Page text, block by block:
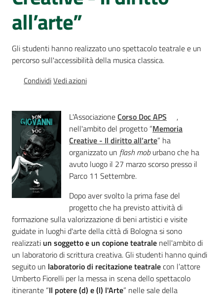
Seguici
su
Assemblea
legislativa
Attività
Argomenti
Per i media
all’arte”
Gli studenti hanno realizzato uno spettacolo teatrale e un
percorso sull'accessibilità della musica classica.
CondividiVedi azioni
L'AssociazioneCorso Doc APS
,
nell'ambito del progetto “Memoria
Creative - Il diritto all’arte” ha
organizzato un flash moburbano che ha
avuto luogo il 27 marzo scorso presso il
Parco 11 Settembre.
Dopo aver svolto la prima fase del
progetto che ha previsto attività di
formazione sulla valorizzazione di beni artistici e visite
guidate in luoghi d'arte della città di Bologna si sono
realizzati un soggetto e un copione teatrale nell'ambito di
un laboratorio di scrittura creativa. Gli studenti hanno quindi
seguito un laboratorio di recitazione teatralecon l’attore
Umberto Fiorelli per la messa in scena dello spettacolo
itinerante “Il potere (d) e (l) l'Arte” nelle sale della